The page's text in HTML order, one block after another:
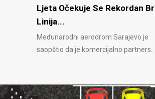
Ljeta Očekuje Se Rekordan
Linija...
Međunarodni aerodrom Sarajevo je
saopštio da je komercijalno partners..